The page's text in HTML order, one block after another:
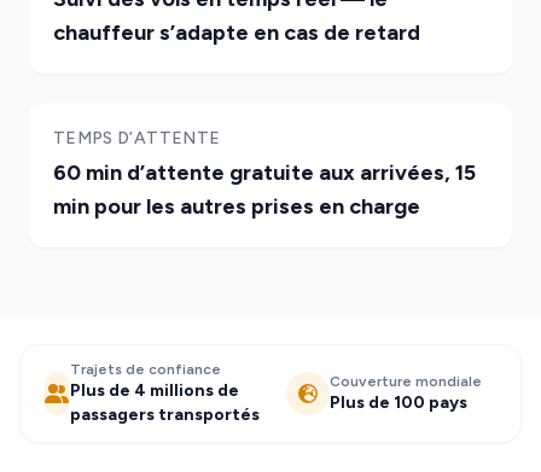
chauffeur s’adapte en cas de retard
TEMPS D’ATTENTE
60 min d’attente gratuite aux arrivées, 15
min pour les autres prises en charge
Trajets de confiance
Plus de 4 millions de
passagers transportés
Couverture mondiale
Plus de 100 pays